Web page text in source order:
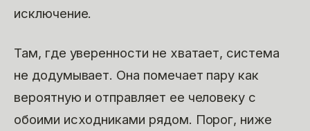
исключение.
Там, где уверенности не хватает, система
не додумывает. Она помечает пару как
вероятную и отправляет ее человеку с
обоими исходниками рядом. Порог, ниже